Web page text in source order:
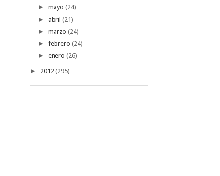
► mayo (24)
► abril (21)
► marzo (24)
► febrero (24)
► enero (26)
► 2012 (295)